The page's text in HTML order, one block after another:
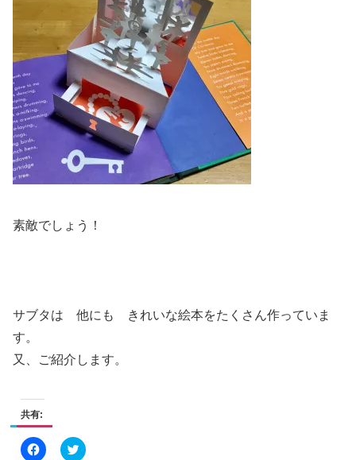
素敵でしょう！
サブタは 他にも きれいな絵本をたくさん作っていま
す。
又、ご紹介します。
共有:
F ク